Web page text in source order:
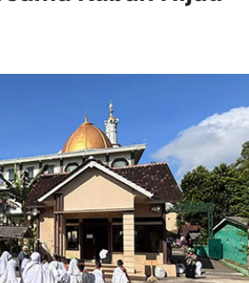
Wathan Licin
Kubah Hijau